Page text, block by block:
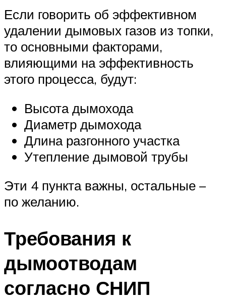
Если говорить об эффективном
удалении дымовых газов из топки,
то основными факторами,
влияющими на эффективность
этого процесса, будут:
Высота дымохода
Диаметр дымохода
Длина разгонного участка
Утепление дымовой трубы
Эти 4 пункта важны, остальные –
по желанию.
Требования к
дымоотводам
согласно СНИП